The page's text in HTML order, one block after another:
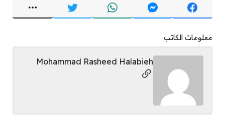
معلومات الكاتب
Mohammad Rasheed Halabieh
مواقع التواصل